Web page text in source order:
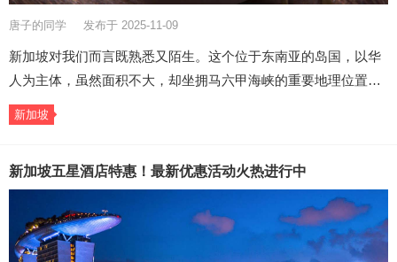
唐子的同学 发布于 2025-11-09
新加坡对我们而言既熟悉又陌生。这个位于东南亚的岛国，以华
人为主体，虽然面积不大，却坐拥马六甲海峡的重要地理位置…
新加坡
新加坡五星酒店特惠！最新优惠活动火热进行中